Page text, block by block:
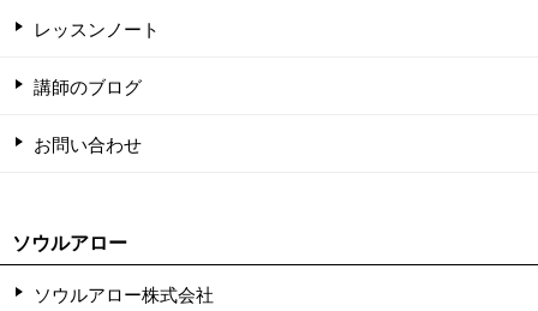
レッスンノート
講師のブログ
お問い合わせ
ソウルアロー
ソウルアロー株式会社